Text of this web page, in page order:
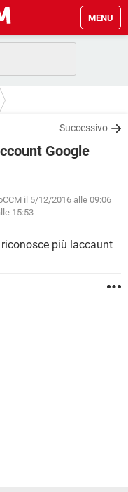
MENU
10
Successivo
Google
il 5/12/2016 alle 09:06
15:53
più laccaunt